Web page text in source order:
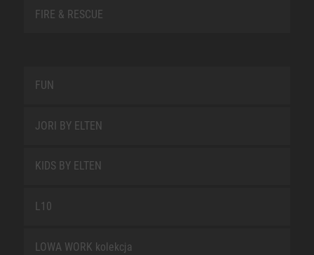
FIRE & RESCUE
FUN
JORI BY ELTEN
KIDS BY ELTEN
L10
LOWA WORK kolekcja